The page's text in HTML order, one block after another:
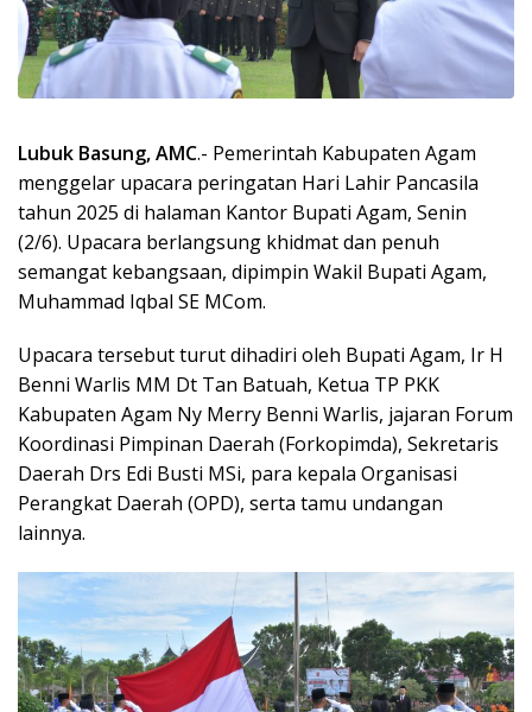
Lubuk Basung, AMC.- Pemerintah Kabupaten Agam
menggelar upacara peringatan Hari Lahir Pancasila
tahun 2025 di halaman Kantor Bupati Agam, Senin
(2/6). Upacara berlangsung khidmat dan penuh
semangat kebangsaan, dipimpin Wakil Bupati Agam,
Muhammad Iqbal SE MCom.
Upacara tersebut turut dihadiri oleh Bupati Agam, Ir H
Benni Warlis MM Dt Tan Batuah, Ketua TP PKK
Kabupaten Agam Ny Merry Benni Warlis, jajaran Forum
Koordinasi Pimpinan Daerah (Forkopimda), Sekretaris
Daerah Drs Edi Busti MSi, para kepala Organisasi
Perangkat Daerah (OPD), serta tamu undangan
lainnya.